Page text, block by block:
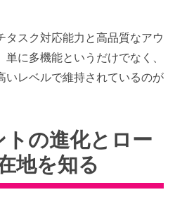
タスク対応能力と高品質なアウ
単に多機能というだけでなく、
いレベルで維持されているのが
の進化とロー
地を知る